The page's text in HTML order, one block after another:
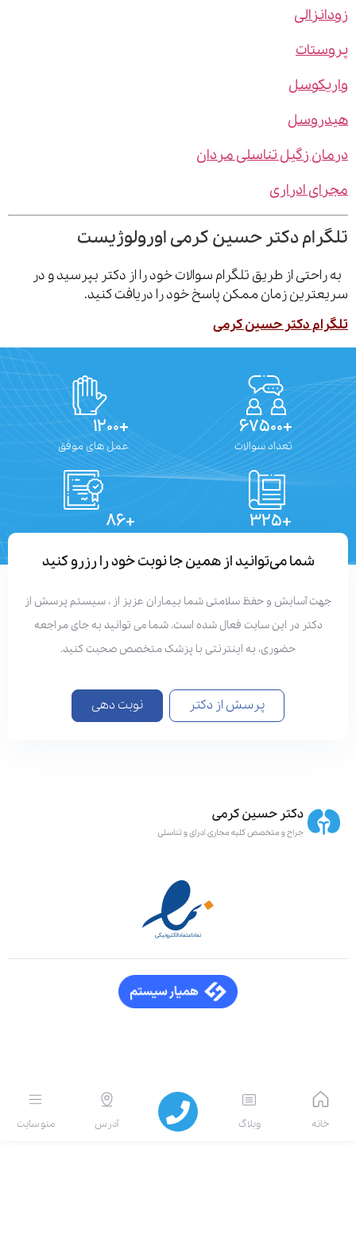
زگیل تناسلی مردان
ادراری
دکتر حسین کرمی اورولوژیست
از طریق تلگرام سوالات خود را از دکتر بپرسید و در
زمان ممکن پاسخ خود را دریافت کنید.
دکتر حسین کرمی
تعداد سوالات عمل های موفق
شما می‌توانید از همین جا نوبت خود را رزرو کنید
آسایش و حفظ سلامتی شما بیماران عزیز از ، سیستم پرسش از
دکتر در این سایت فعال شده است. شما می توانید به جای مراجعه
حضوری، به اینترنتی با پزشک متخصص صحبت کنید.
پرسش از دکتر نوبت دهی
منو سایت